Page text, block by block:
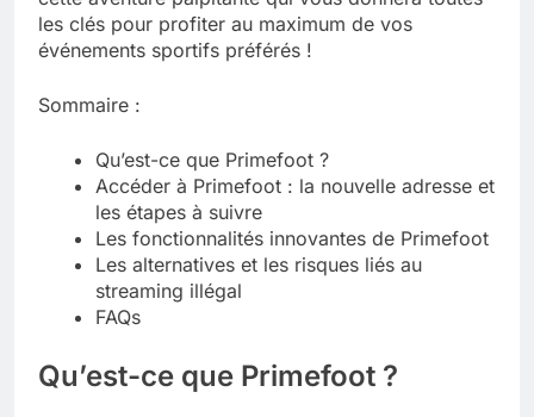
Liste complète des marques
rezoactif.com à connaître en 2025
Tout savoir sur les impatiens de
nouvelle guinée : culture et entretien
5 Mois Ago
Quels sont les inconvénients de
les clés pour profiter au maximum de vos
événements sportifs préférés !
Sommaire :
Qu’est-ce que Primefoot ?
Accéder à Primefoot : la nouvelle adresse et
les étapes à suivre
Les fonctionnalités innovantes de Primefoot
Les alternatives et les risques liés au
streaming illégal
FAQs
Qu’est-ce que Primefoot ?